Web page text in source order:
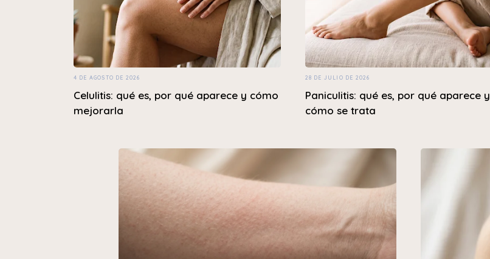
4 DE AGOSTO DE 2026
Celulitis: qué es, por qué aparece y cómo
mejorarla
28 DE JULIO DE 2026
Paniculitis: qué es, por qué aparece y
cómo se trata